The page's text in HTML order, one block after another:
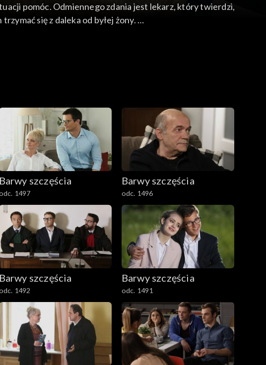
pomóc. Odmiennego zdania jest lekarz, który twierdzi,
się z daleka od byłej żony.
decydują się odwiedzić go w jego mieszkaniu.
Tymczasem Jola mówi Basi, że jest zainteresowana
Barwy szczęścia
1497
Barwy szczęścia
odc. 1496
Barwy szczęścia
1492
Barwy szczęścia
odc. 1491